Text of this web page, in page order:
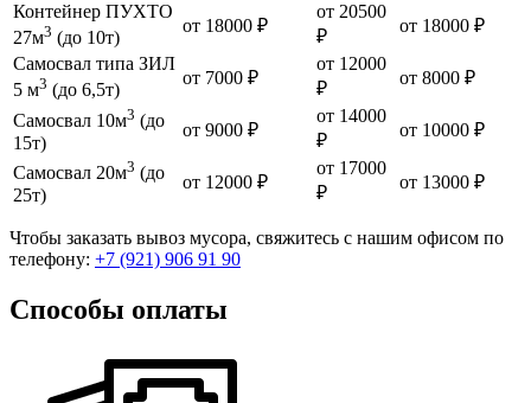
Контейнер ПУХТО
27м3 (до 10т)
от 18000 ₽
от 20500
₽
от 18000 ₽
Самосвал типа ЗИЛ
5 м3 (до 6,5т)
от 7000 ₽
от 12000
₽
от 8000 ₽
Самосвал 10м3 (до
15т)
от 9000 ₽
от 14000
₽
от 10000 ₽
Самосвал 20м3 (до
25т)
от 12000 ₽
от 17000
₽
от 13000 ₽
Чтобы заказать вывоз мусора, свяжитесь с нашим офисом по
телефону: +7 (921) 906 91 90
Способы оплаты